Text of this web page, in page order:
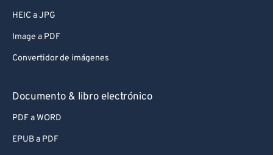
HEIC a JPG
Image a PDF
Convertidor de imágenes
Documento & libro electrónico
PDF a WORD
EPUB a PDF